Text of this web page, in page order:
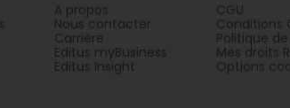
A propos
Nous contacter
Carrière
Editus myBusiness
Editus Insight
CGU
Conditions
Politique
Mes droits
Options